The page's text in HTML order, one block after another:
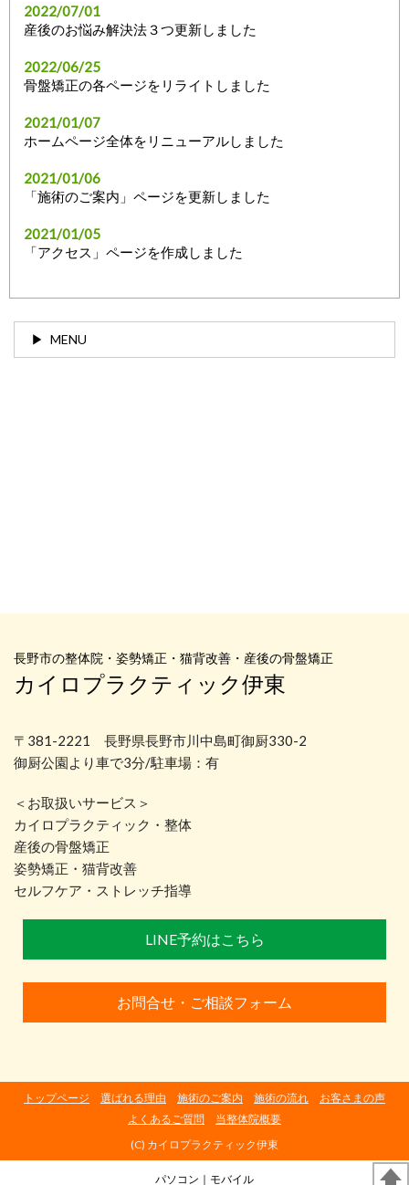
2022/07/01
産後のお悩み解決法３つ更新しました
2022/06/25
骨盤矯正の各ページをリライトしました
2021/01/07
ホームページ全体をリニューアルしました
2021/01/06
「施術のご案内」ページを更新しました
2021/01/05
「アクセス」ページを作成しました
MENU
長野市の整体院・姿勢矯正・猫背改善・産後の骨盤矯正
カイロプラクティック伊東
〒381-2221 長野県長野市川中島町御厨330-2
御厨公園より車で3分/駐車場：有
＜お取扱いサービス＞
カイロプラクティック・整体
産後の骨盤矯正
姿勢矯正・猫背改善
セルフケア・ストレッチ指導
LINE予約はこちら
お問合せ・ご相談フォーム
(C) カイロプラクティック伊東
トップページ 選ばれる理由 施術のご案内 施術の流れ
お客さまの声
よくあるご質問
当整体院概要
パソコン ｜モバイル